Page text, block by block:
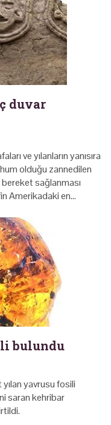
duvar
ve yılanların yanısıra
olduğu zannedilen
sağlanması
Amerikadaki en…
bulundu
yavrusu fosili
saran kehribar